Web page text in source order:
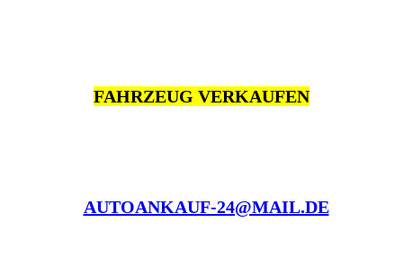
FAHRZEUG VERKAUFEN
AUTOANKAUF-24@MAIL.DE